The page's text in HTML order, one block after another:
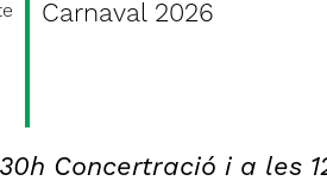
Carnaval 2026
Concertració i a les